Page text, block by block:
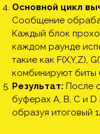
Основной цикл
Сообщение
Каждый блок
каждом раунде
такие как F(X,Y,Z),
комбинируют биты
Результат: После
буферах A, B, C и
образуя итоговый